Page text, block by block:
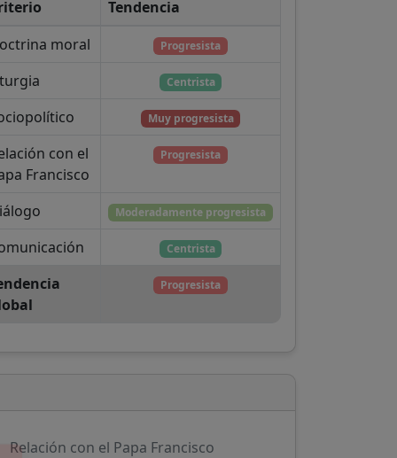
Tendencia
moral
Progresista
Centrista
Muy progresista
con el
Francisco
Progresista
Moderadamente progresista
Centrista
Progresista
Relación con el Papa Francisco